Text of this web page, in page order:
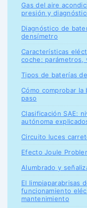
Gas del aire
presión y
Diagnóstico de
densímetro
Características
coche: parámetros,
Tipos de baterías
Cómo comprobar
paso
Clasificación SAE:
autónoma
Circuito luces
Efecto Joule
Alumbrado y
El limpiaparabrisas
funcionamiento
mantenimiento